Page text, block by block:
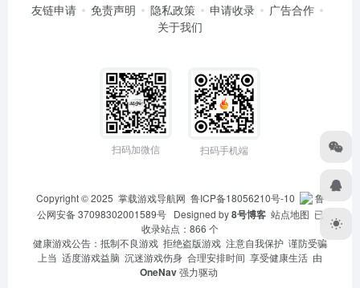
友链申请 免责声明 隐私政策 申请收录
广告合作
关于我们
扫码加微信 扫码手机端
Copyright © 2025 掌载游戏导航网 鲁ICP备18056210号-10
鲁
公网安备 37098302001589号Designed by8号博客 站点地图 已
收录站点：866 个
健康游戏公告：抵制不良游戏 拒绝盗版游戏 注意自我保护 谨防受骗
上当 适度游戏益脑 沉迷游戏伤身 合理安排时间 享受健康生活 由
OneNav强力驱动